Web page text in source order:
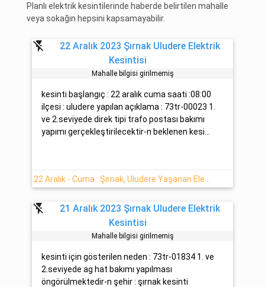
Planlı elektrik kesintilerinde haberde belirtilen mahalle
veya sokağın hepsini kapsamayabilir.
flash_off
22 Aralık 2023 Şırnak Uludere Elektrik
Kesintisi
Mahalle bilgisi girilmemiş
kesinti başlangıç : 22 aralık cuma saati :08:00
ilçesi : uludere yapılan açıklama : 73tr-00023 1.
ve 2.seviyede direk tipi trafo postası bakımı
yapımı gerçekleştirilecektir-n beklenen kesi...
flash_off
21 Aralık 2023 Şırnak Uludere Elektrik
Kesintisi
Mahalle bilgisi girilmemiş
kesinti için gösterilen neden : 73tr-01834 1. ve
2.seviyede ag hat bakımı yapılması
öngörülmektedir-n şehir : şırnak kesinti